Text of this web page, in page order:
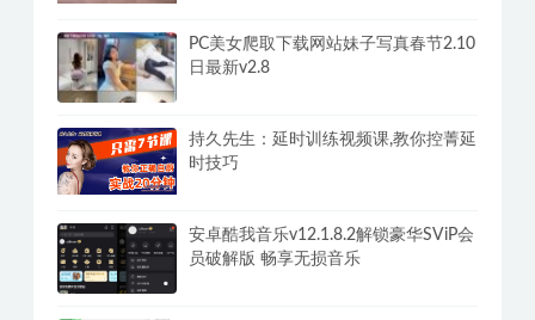
PC美女爬取下载网站妹子写真春节2.10
日最新v2.8
持久先生：延时训练视频课,教你控菁延
时技巧
安卓酷我音乐v12.1.8.2解锁豪华SViP会
员破解版 畅享无损音乐